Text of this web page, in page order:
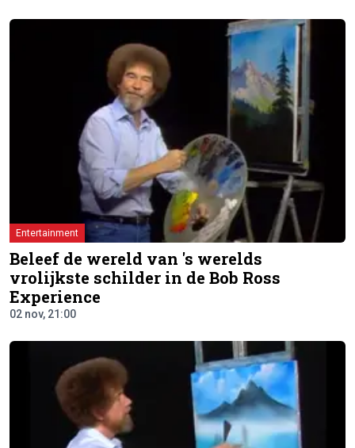
Entertainment
Beleef de wereld van 's werelds
vrolijkste schilder in de Bob Ross
Experience
02 nov, 21:00